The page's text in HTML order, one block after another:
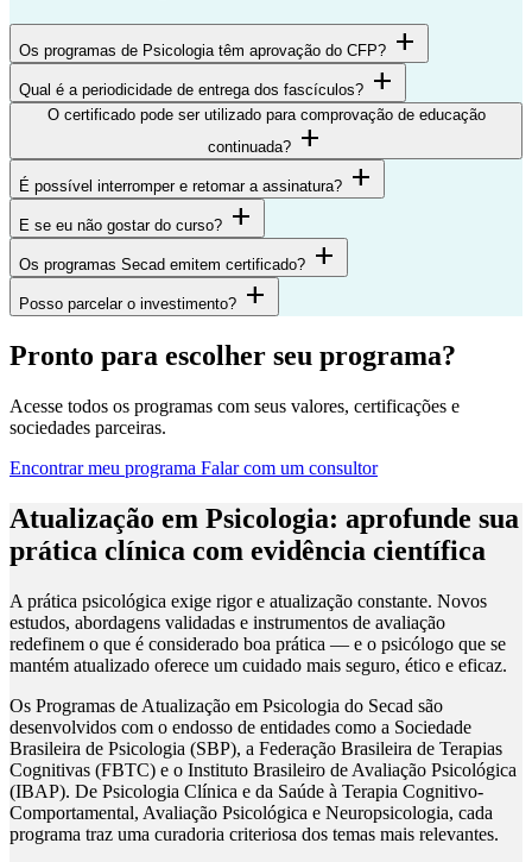
Os programas de Psicologia têm aprovação do CFP? add
Qual é a periodicidade de entrega dos fascículos? add
O certificado pode ser utilizado para comprovação de educação
continuada? add
É possível interromper e retomar a assinatura? add
E se eu não gostar do curso? add
Os programas Secad emitem certificado? add
Posso parcelar o investimento? add
Pronto para escolher seu programa?
Acesse todos os programas com seus valores, certificações e
sociedades parceiras.
Encontrar meu programa Falar com um consultor
Atualização em Psicologia: aprofunde sua
prática clínica com evidência científica
A prática psicológica exige rigor e atualização constante. Novos
estudos, abordagens validadas e instrumentos de avaliação
redefinem o que é considerado boa prática — e o psicólogo que se
mantém atualizado oferece um cuidado mais seguro, ético e eficaz.
Os Programas de Atualização em Psicologia do Secad são
desenvolvidos com o endosso de entidades como a Sociedade
Brasileira de Psicologia (SBP), a Federação Brasileira de Terapias
Cognitivas (FBTC) e o Instituto Brasileiro de Avaliação Psicológica
(IBAP). De Psicologia Clínica e da Saúde à Terapia Cognitivo-
Comportamental, Avaliação Psicológica e Neuropsicologia, cada
programa traz uma curadoria criteriosa dos temas mais relevantes.